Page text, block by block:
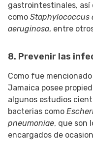
gastrointestinales, así
como Staphylococcus
aeruginosa, entre
8. Prevenir las
Como fue
Jamaica posee
algunos estudios
bacterias como
pneumoniae, que son
encargados de